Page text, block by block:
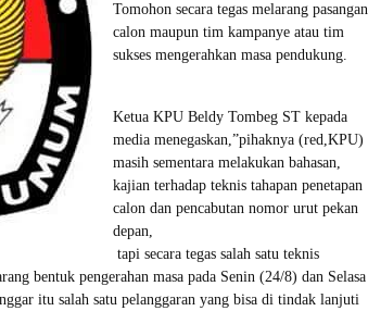
Tomohon secara tegas melarang pasangan
calon maupun tim kampanye atau tim
sukses mengerahkan masa pendukung.
Ketua KPU Beldy Tombeg ST kepada
media menegaskan,”pihaknya (red,KPU)
masih sementara melakukan bahasan,
kajian terhadap teknis tahapan penetapan
calon dan pencabutan nomor urut pekan
depan,
tapi secara tegas salah satu teknis
bentuk pengerahan masa pada Senin (24/8) dan Selasa
itu salah satu pelanggaran yang bisa di tindak lanjuti